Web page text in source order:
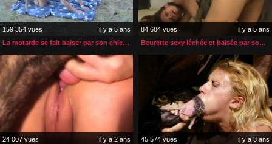
159 354 vues
il y a 5 ans
La motarde se fait baiser par son chien en plein air
84 684 vues
il y a 5 ans
Beurette sexy léchée et baisée par son gros chien noir
24 007 vues
il y a 2 ans
45 574 vues
il y a 3 ans